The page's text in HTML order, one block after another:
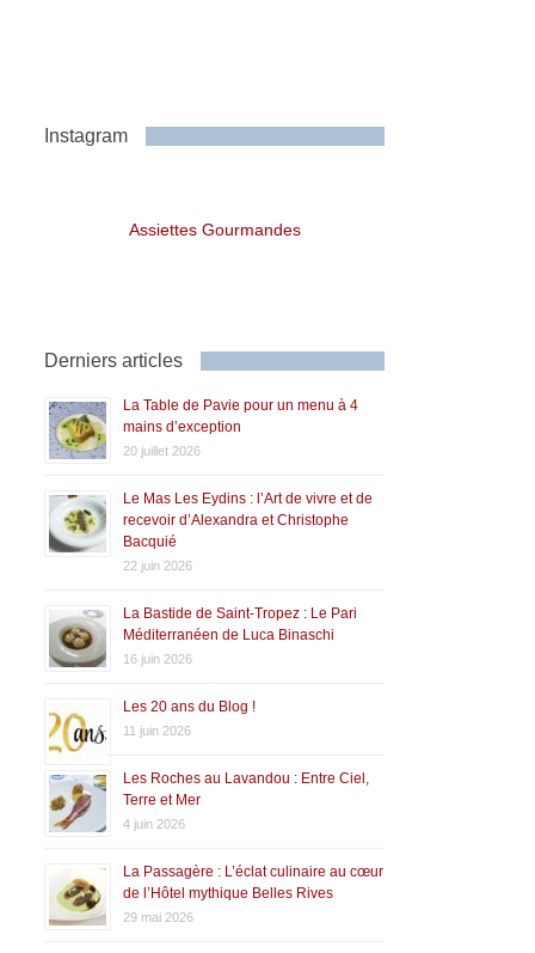
Instagram
Assiettes Gourmandes
Derniers articles
La Table de Pavie pour un menu à 4
mains d’exception
20 juillet 2026
Le Mas Les Eydins : l’Art de vivre et de
recevoir d’Alexandra et Christophe
Bacquié
22 juin 2026
La Bastide de Saint-Tropez : Le Pari
Méditerranéen de Luca Binaschi
16 juin 2026
Les 20 ans du Blog !
11 juin 2026
Les Roches au Lavandou : Entre Ciel,
Terre et Mer
4 juin 2026
La Passagère : L’éclat culinaire au cœur
de l’Hôtel mythique Belles Rives
29 mai 2026